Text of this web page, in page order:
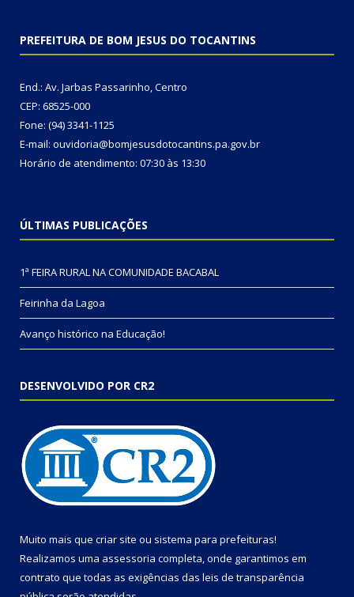
PREFEITURA DE BOM JESUS DO TOCANTINS
End.: Av. Jarbas Passarinho, Centro
CEP: 68525-000
Fone: (94) 3341-1125
E-mail: ouvidoria@bomjesusdotocantins.pa.gov.br
Horário de atendimento: 07:30 às 13:30
ÚLTIMAS PUBLICAÇÕES
1ª FEIRA RURAL NA COMUNIDADE BACABAL
Feirinha da Lagoa
Avanço histórico na Educação!
DESENVOLVIDO POR CR2
Muito mais que criar site ou sistema para prefeituras!
Realizamos uma assessoria completa, onde garantimos em
contrato que todas as exigências das leis de transparência